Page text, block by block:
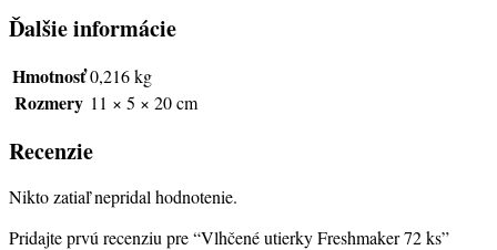
Ďalšie informácie
Hmotnosť0,216 kg
Rozmery 11 × 5 × 20 cm
Recenzie
Nikto zatiaľ nepridal hodnotenie.
Pridajte prvú recenziu pre “Vlhčené utierky Freshmaker 72 ks”